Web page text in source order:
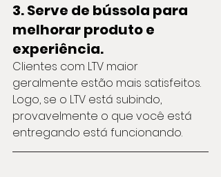
3. Serve de bússola para
melhorar produto e
experiência.
Clientes com LTV maior
geralmente estão mais satisfeitos.
Logo, se o LTV está subindo,
provavelmente o que você está
entregando está funcionando.